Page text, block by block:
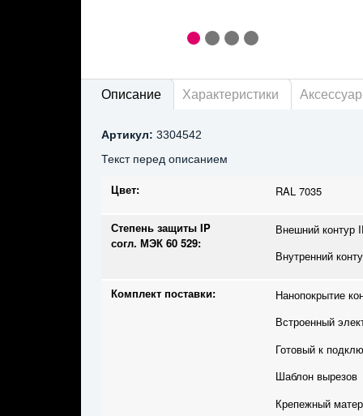
Описание Характеристики
Артикул: 3304542
Текст перед описанием
Цвет: RAL 7035
Степень защиты IP
согл. МЭК 60 529:
Внешний контур
Внутренний
Комплект поставки:
Нанопокрытие
Встроенный
Готовый к
Шаблон вырезов
Крепежный